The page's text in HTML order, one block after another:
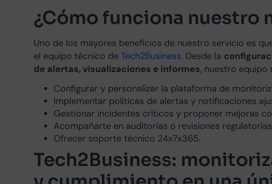
¿Cómo funciona nuestro
Uno de los mayores beneficios de nuestro servicio es
el equipo técnico de Tech2Business. Desde la
de alertas, visualizaciones e informes, nuestro equipo
Configurar y personalizar la plataforma de
Implementar políticas de alertas y notificaciones
Gestionar incidentes críticos y proponer mejoras
Acompañarte en auditorías o revisiones
Ofrecer soporte técnico 24x7x365.
Tech2Business: